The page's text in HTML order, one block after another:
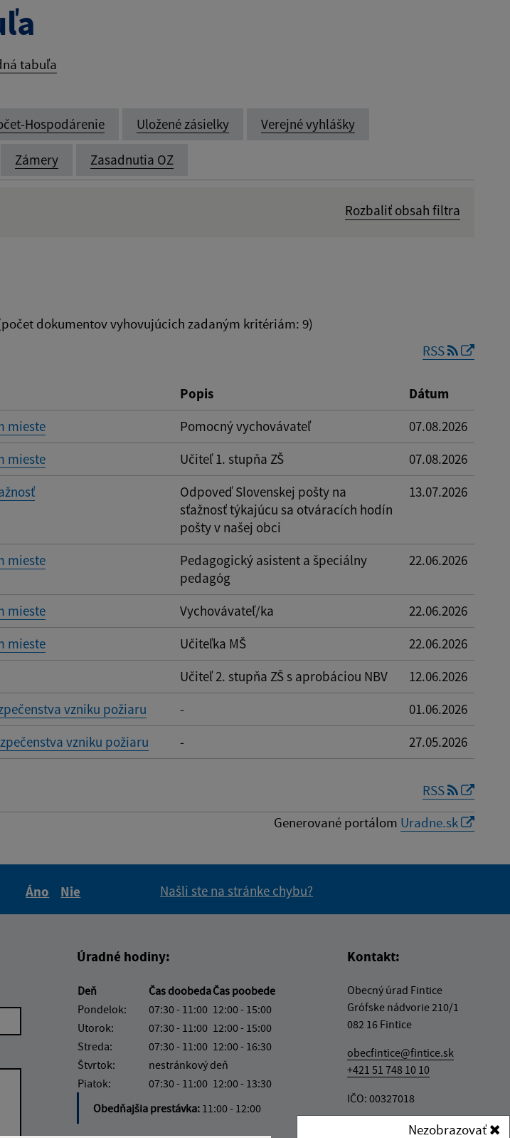
Nezobrazovať
tabuľa
Hospodárenie Uložené zásielky Verejné vyhlášky
Zámery Zasadnutia OZ
Rozbaliť obsah filtra
dokumentov vyhovujúcich zadaným kritériám: 9)
RSS
Popis
Dátum
mieste
Pomocný vychovávateľ
07.08.2026
mieste
Učiteľ 1. stupňa ZŠ
07.08.2026
Odpoveď Slovenskej pošty na
sťažnosť týkajúcu sa otváracích hodín
pošty v našej obci
13.07.2026
mieste
Pedagogický asistent a špeciálny
pedagóg
22.06.2026
mieste Vychovávateľ/ka
22.06.2026
mieste
Učiteľka MŠ
22.06.2026
Učiteľ 2. stupňa ZŠ s aprobáciou NBV
12.06.2026
vzniku požiaru
-
01.06.2026
vzniku požiaru
- 27.05.2026
RSS
Generované portálom Uradne.sk
Áno
Nie
Našli ste na stránke chybu?
Úradné hodiny:
Deň Čas doobedaČas poobede
Pondelok:
07:30 - 11:00 12:00 - 15:00
Utorok:
07:30 - 11:00 12:00 - 15:00
Streda:
07:30 - 11:00 12:00 - 16:30
Štvrtok:
nestránkový deň
Piatok:
07:30 - 11:00 12:00 - 13:30
Obedňajšia prestávka: 11:00 - 12:00
Kontakt:
Obecný úrad Fintice
Grófske nádvorie 210/1
082 16 Fintice
obecfintice@fintice.sk
+421 51 748 10 10
IČO: 00327018